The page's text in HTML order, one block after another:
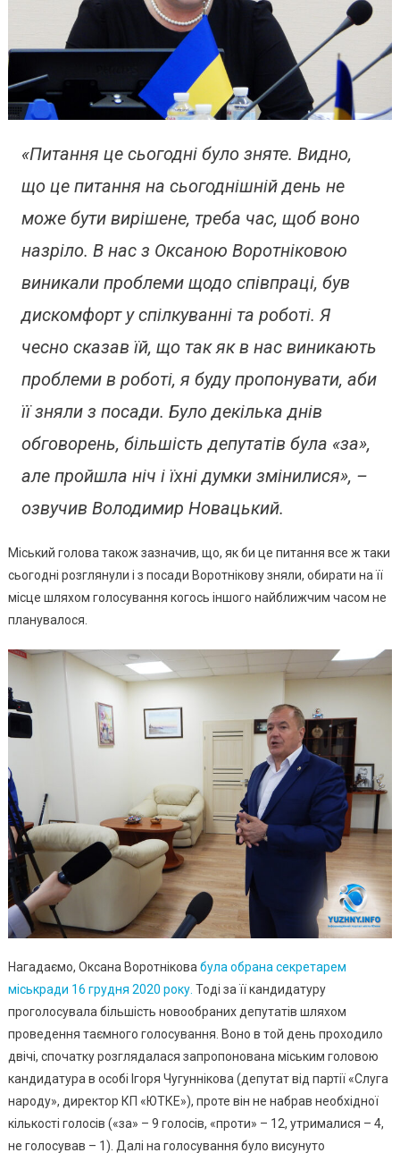
«Питання це сьогодні було зняте. Видно,
що це питання на сьогоднішній день не
може бути вирішене, треба час, щоб воно
назріло. В нас з Оксаною Воротніковою
виникали проблеми щодо співпраці, був
дискомфорт у спілкуванні та роботі. Я
чесно сказав їй, що так як в нас виникають
проблеми в роботі, я буду пропонувати, аби
її зняли з посади. Було декілька днів
обговорень, більшість депутатів була «за»,
але пройшла ніч і їхні думки змінилися», –
озвучив Володимир Новацький.
Міський голова також зазначив, що, як би це питання все ж таки
сьогодні розглянули і з посади Воротнікову зняли, обирати на її
місце шляхом голосування когось іншого найближчим часом не
планувалося.
Нагадаємо, Оксана Воротнікова була обрана секретарем
міськради 16 грудня 2020 року. Тоді за її кандидатуру
проголосувала більшість новообраних депутатів шляхом
проведення таємного голосування. Воно в той день проходило
двічі, спочатку розглядалася запропонована міським головою
кандидатура в особі Ігоря Чугуннікова (депутат від партії «Слуга
народу», директор КП «ЮТКЕ»), проте він не набрав необхідної
кількості голосів («за» – 9 голосів, «проти» – 12, утрималися – 4,
не голосував – 1). Далі на голосування було висунуто